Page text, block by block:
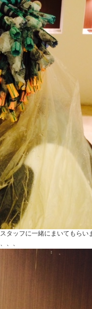
タッフに一緒にまいてもらい
、、